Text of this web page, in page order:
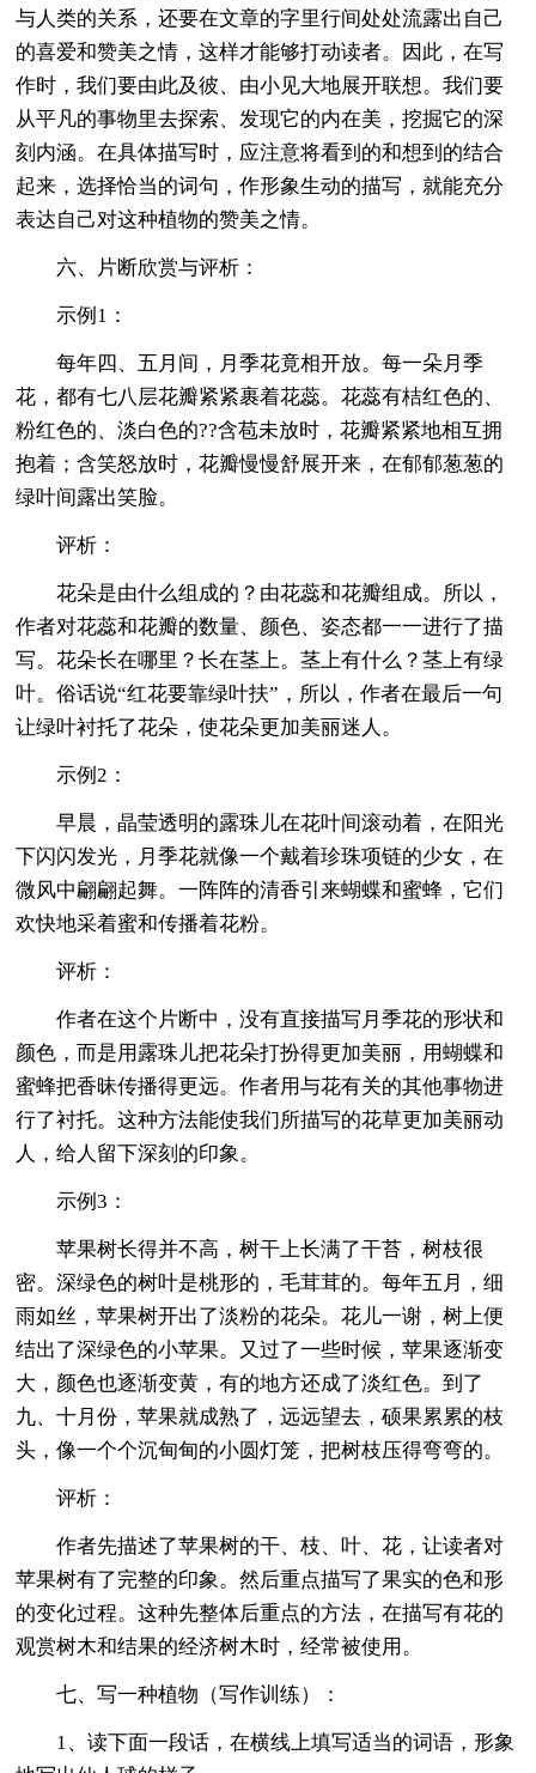
与人类的关系，还要在文章的字里行间处处流露出自己
的喜爱和赞美之情，这样才能够打动读者。因此，在写
作时，我们要由此及彼、由小见大地展开联想。我们要
从平凡的事物里去探索、发现它的内在美，挖掘它的深
刻内涵。在具体描写时，应注意将看到的和想到的结合
起来，选择恰当的词句，作形象生动的描写，就能充分
表达自己对这种植物的赞美之情。
六、片断欣赏与评析：
示例1：
每年四、五月间，月季花竟相开放。每一朵月季
花，都有七八层花瓣紧紧裹着花蕊。花蕊有桔红色的、
粉红色的、淡白色的??含苞未放时，花瓣紧紧地相互拥
抱着；含笑怒放时，花瓣慢慢舒展开来，在郁郁葱葱的
绿叶间露出笑脸。
评析：
花朵是由什么组成的？由花蕊和花瓣组成。所以，
作者对花蕊和花瓣的数量、颜色、姿态都一一进行了描
写。花朵长在哪里？长在茎上。茎上有什么？茎上有绿
叶。俗话说“红花要靠绿叶扶”，所以，作者在最后一句
让绿叶衬托了花朵，使花朵更加美丽迷人。
示例2：
早晨，晶莹透明的露珠儿在花叶间滚动着，在阳光
下闪闪发光，月季花就像一个戴着珍珠项链的少女，在
微风中翩翩起舞。一阵阵的清香引来蝴蝶和蜜蜂，它们
欢快地采着蜜和传播着花粉。
评析：
作者在这个片断中，没有直接描写月季花的形状和
颜色，而是用露珠儿把花朵打扮得更加美丽，用蝴蝶和
蜜蜂把香昧传播得更远。作者用与花有关的其他事物进
行了衬托。这种方法能使我们所描写的花草更加美丽动
人，给人留下深刻的印象。
示例3：
苹果树长得并不高，树干上长满了干苔，树枝很
密。深绿色的树叶是桃形的，毛茸茸的。每年五月，细
雨如丝，苹果树开出了淡粉的花朵。花儿一谢，树上便
结出了深绿色的小苹果。又过了一些时候，苹果逐渐变
大，颜色也逐渐变黄，有的地方还成了淡红色。到了
九、十月份，苹果就成熟了，远远望去，硕果累累的枝
头，像一个个沉甸甸的小圆灯笼，把树枝压得弯弯的。
评析：
作者先描述了苹果树的干、枝、叶、花，让读者对
苹果树有了完整的印象。然后重点描写了果实的色和形
的变化过程。这种先整体后重点的方法，在描写有花的
观赏树木和结果的经济树木时，经常被使用。
七、写一种植物（写作训练）：
1、读下面一段话，在横线上填写适当的词语，形象